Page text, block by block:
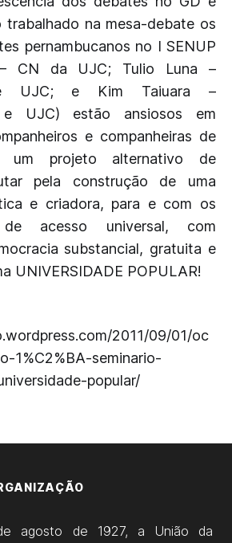
na mesa-debate os
pernambucanos no I SENUP
CN da UJC; Tulio Luna –
e UJC; e Kim Taiuara –
e UJC) estão ansiosos em
e companheiras de
projeto alternativo de
pela construção de uma
e criadora, para e com os
de acesso universal, com
substancial, gratuita e
UNIVERSIDADE POPULAR!
2011/09/01/oc
1%C2%BA-seminario-
popular/
agosto de 1927, a União da